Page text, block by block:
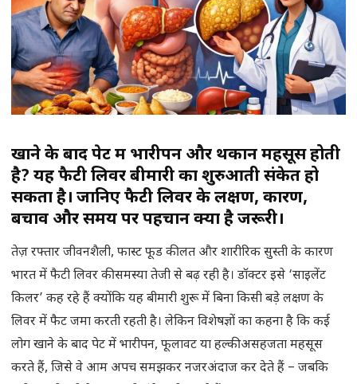
खाने के बाद पेट में भारीपन और थकान महसूस होती
है? यह फैटी लिवर बीमारी का शुरुआती संकेत हो
सकता है। जानिए फैटी लिवर के लक्षण, कारण,
बचाव और समय पर पहचान क्यों है जरूरी।
तेज़ रफ्तार जीवनशैली, फास्ट फूड की लत और शारीरिक सुस्ती के कारण
भारत में फैटी लिवर की समस्या तेजी से बढ़ रही है। डॉक्टर इसे ‘साइलेंट
किलर’ कह रहे हैं क्योंकि यह बीमारी शुरू में बिना किसी बड़े लक्षण के
लिवर में फैट जमा करती रहती है। लेकिन विशेषज्ञों का कहना है कि कई
लोग खाने के बाद पेट में भारीपन, फूलावट या हल्की असहजता महसूस
करते हैं, जिसे वे आम अपच समझकर नजरअंदाज कर देते हैं – जबकि